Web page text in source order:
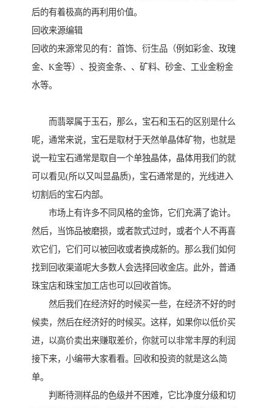
后的有着极高的再利用价值。
回收来源编辑
回收的来源常见的有：首饰、衍生品（例如彩金、玫瑰
金、K金等）、投资金条、、矿料、砂金、工业金粉金
水等。
而翡翠属于玉石，那么，宝石和玉石的区别是什么
呢，通常来说，宝石是取材于天然单晶体矿物，也就是
说一粒宝石通常是取自一个单独晶体，晶体用我们的就
可以看见(所以又叫显晶质)，宝石通常是的，光线进入
切割后的宝石内部。
市场上有许多不同风格的金饰，它们充满了诡计。
然后，当饰品被磨损，或者款式过时，或者个人不再喜
欢它们，它们可以被回收或者换成新的。那么我们如何
找到回收渠道呢大多数人会选择回收金店。此外，普通
珠宝店和珠宝加工店也可以回收首饰。
然后我们在经济好的时候买一些，在经济不好的时
候卖，然后在经济好的时候买。这样，如果你以低价买
进，以高价卖出来赚取差价，你就可以非常丰厚的利润
接下来，小编带大家看看。回收和投资的就是这么简
单。
判断待测样品的色级并不困难，它比净度分级和切